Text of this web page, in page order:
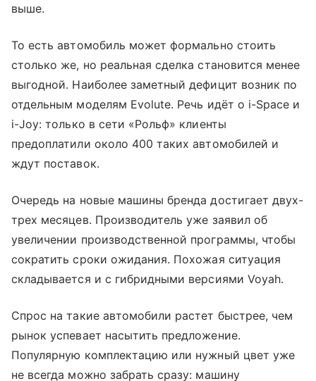
выше.
То есть автомобиль может формально стоить
столько же, но реальная сделка становится менее
выгодной. Наиболее заметный дефицит возник по
отдельным моделям Evolute. Речь идёт о i-Space и
i-Joy: только в сети «Рольф» клиенты
предоплатили около 400 таких автомобилей и
ждут поставок.
Очередь на новые машины бренда достигает двух-
трех месяцев. Производитель уже заявил об
увеличении производственной программы, чтобы
сократить сроки ожидания. Похожая ситуация
складывается и с гибридными версиями Voyah.
Спрос на такие автомобили растет быстрее, чем
рынок успевает насытить предложение.
Популярную комплектацию или нужный цвет уже
не всегда можно забрать сразу: машину